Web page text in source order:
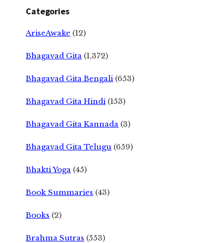
Categories
AriseAwake (12)
Bhagavad Gita (1,372)
Bhagavad Gita Bengali (653)
Bhagavad Gita Hindi (153)
Bhagavad Gita Kannada (3)
Bhagavad Gita Telugu (659)
Bhakti Yoga (45)
Book Summaries (43)
Books (2)
Brahma Sutras (553)